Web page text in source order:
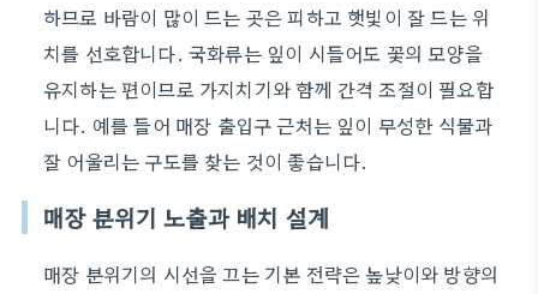
하므로 바람이 많이 드는 곳은 피하고 햇빛이 잘 드는 위
치를 선호합니다. 국화류는 잎이 시들어도 꽃의 모양을
유지하는 편이므로 가지치기와 함께 간격 조절이 필요합
니다. 예를 들어 매장 출입구 근처는 잎이 무성한 식물과
잘 어울리는 구도를 찾는 것이 좋습니다.
매장 분위기 노출과 배치 설계
매장 분위기의 시선을 끄는 기본 전략은 높낮이와 방향의